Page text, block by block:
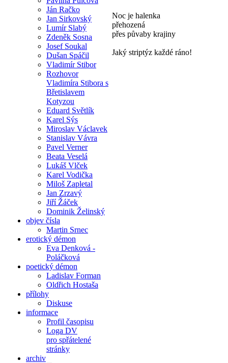
Ján Račko
Jan Sirkovský
Lumír Slabý
Zdeněk Sosna
Josef Soukal
Dušan Spáčil
Vladimír Stibor
Rozhovor
Vladimíra Stibora s
Břetislavem
Kotyzou
Eduard Světlík
Karel Sýs
Miroslav Václavek
Stanislav Vávra
Pavel Verner
Beata Veselá
Lukáš Vlček
Karel Vodička
Miloš Zapletal
Jan Zrzavý
Jiří Žáček
Dominik Želinský
objev čísla
Martin Srnec
erotický démon
Eva Denková -
Poláčková
poetický démon
Ladislav Forman
Oldřich Hostaša
přílohy
Diskuse
informace
Profil časopisu
Loga DV
pro spřátelené
stránky
archiv
Noc je halenka
přehozená
přes půvaby krajiny
Jaký striptýz každé ráno!